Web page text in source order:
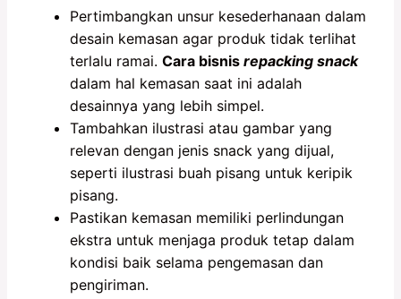
Pertimbangkan unsur kesederhanaan dalam
desain kemasan agar produk tidak terlihat
terlalu ramai. Cara bisnis repacking snack
dalam hal kemasan saat ini adalah
desainnya yang lebih simpel.
Tambahkan ilustrasi atau gambar yang
relevan dengan jenis snack yang dijual,
seperti ilustrasi buah pisang untuk keripik
pisang.
Pastikan kemasan memiliki perlindungan
ekstra untuk menjaga produk tetap dalam
kondisi baik selama pengemasan dan
pengiriman.